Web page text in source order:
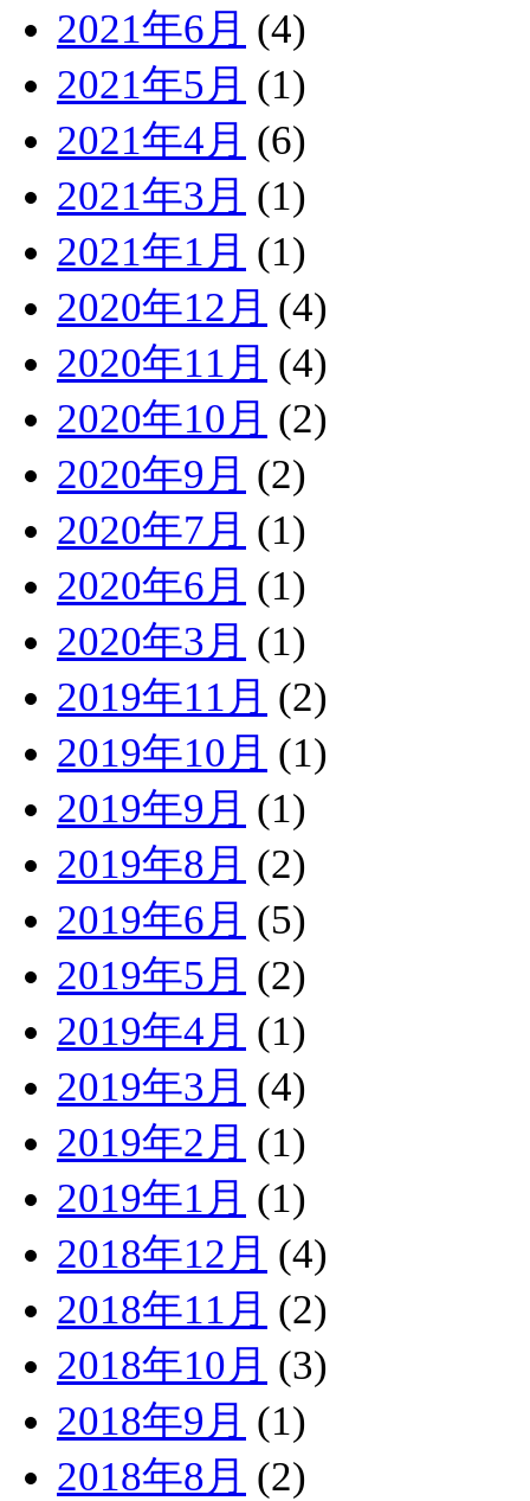
2021年6月 (4)
2021年5月 (1)
2021年4月 (6)
2021年3月 (1)
2021年1月 (1)
2020年12月 (4)
2020年11月 (4)
2020年10月 (2)
2020年9月 (2)
2020年7月 (1)
2020年6月 (1)
2020年3月 (1)
2019年11月 (2)
2019年10月 (1)
2019年9月 (1)
2019年8月 (2)
2019年6月 (5)
2019年5月 (2)
2019年4月 (1)
2019年3月 (4)
2019年2月 (1)
2019年1月 (1)
2018年12月 (4)
2018年11月 (2)
2018年10月 (3)
2018年9月 (1)
2018年8月 (2)